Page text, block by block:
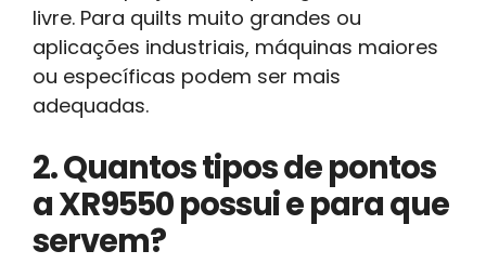
livre. Para quilts muito grandes ou
aplicações industriais, máquinas maiores
ou específicas podem ser mais
adequadas.
2. Quantos tipos de pontos
a XR9550 possui e para que
servem?